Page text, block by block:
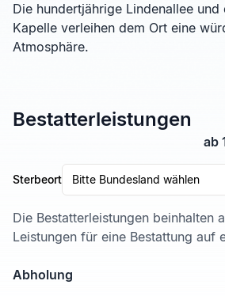
Die hundertjährige Lindenallee
Kapelle verleihen dem Ort eine
Atmosphäre.
Bestatterleistungen
ab
Sterbeort Bitte Bundesland wählen
Die Bestatterleistungen beinhalten
Leistungen für eine Bestattung auf
Abholung